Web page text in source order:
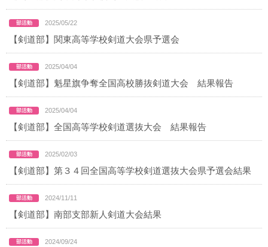
2025/05/22
【剣道部】関東高等学校剣道大会県予選会
2025/04/04
【剣道部】魁星旗争奪全国高校勝抜剣道大会 結果報告
2025/04/04
【剣道部】全国高等学校剣道選抜大会 結果報告
2025/02/03
【剣道部】第３４回全国高等学校剣道選抜大会県予選会結果
2024/11/11
【剣道部】南部支部新人剣道大会結果
2024/09/24